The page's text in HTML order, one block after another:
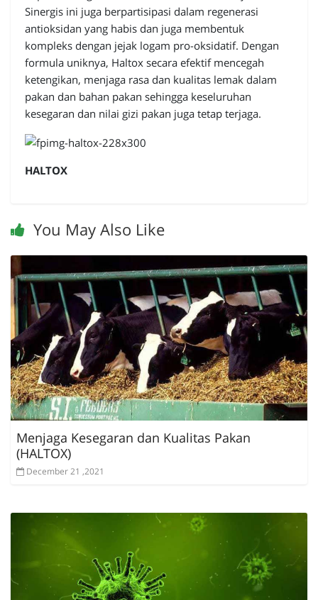
Sinergis ini juga berpartisipasi dalam regenerasi
antioksidan yang habis dan juga membentuk
kompleks dengan jejak logam pro-oksidatif. Dengan
formula uniknya, Haltox secara efektif mencegah
ketengikan, menjaga rasa dan kualitas lemak dalam
pakan dan bahan pakan sehingga keseluruhan
kesegaran dan nilai gizi pakan juga tetap terjaga.
HALTOX
You May Also Like
Menjaga Kesegaran dan Kualitas Pakan
(HALTOX)
December 21 ,2021